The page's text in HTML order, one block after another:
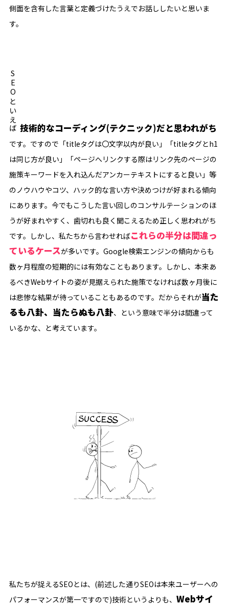
側面を含有した言葉と定義づけたうえでお話ししたいと思いま
す。
SEOといえば 技術的なコーディング(テクニック)だと思われがち
です。ですので「titleタグは〇文字以内が良い」「titleタグとh1
は同じ方が良い」「ページへリンクする際はリンク先のページの
施策キーワードを入れ込んだアンカーテキストにすると良い」等
のノウハウやコツ、ハック的な言い方や決めつけが好まれる傾向
にあります。今でもこうした言い回しのコンサルテーションのほ
うが好まれやすく、歯切れも良く聞こえるため正しく思われがち
です。しかし、私たちから言わせればこれらの半分は間違っ
ているケースが多いです。Google検索エンジンの傾向からも
数ヶ月程度の短期的には有効なこともあります。しかし、本来あ
るべきWebサイトの姿が見据えられた施策でなければ数ヶ月後に
は悲惨な結果が待っていることもあるのです。だからそれが当た
るも八卦、当たらぬも八卦、という意味で半分は間違って
いるかな、と考えています。
私たちが捉えるSEOとは、(前述した通りSEOは本来ユーザーへの
パフォーマンスが第一ですので)技術というよりも、 Webサイ